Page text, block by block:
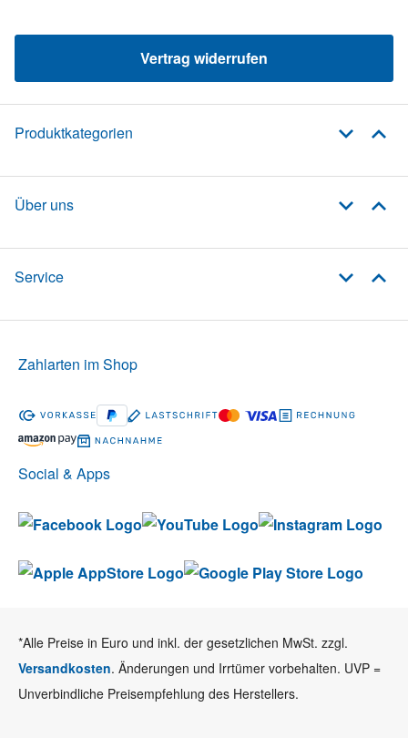
Vertrag widerrufen
Produktkategorien
Über uns
Service
Social & Apps
Zahlarten im Shop
*Alle Preise in Euro und inkl. der gesetzlichen MwSt. zzgl.
Versandkosten. Änderungen und Irrtümer vorbehalten. UVP =
Unverbindliche Preisempfehlung des Herstellers.